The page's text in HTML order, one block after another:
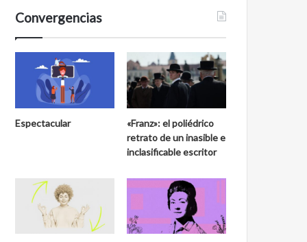
Convergencias
Espectacular
«Franz»: el poliédrico
retrato de un inasible e
inclasificable escritor